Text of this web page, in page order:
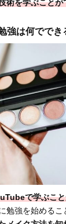
術を学ぶこと
強は何ででき
で学ぶこ
勉強を始める